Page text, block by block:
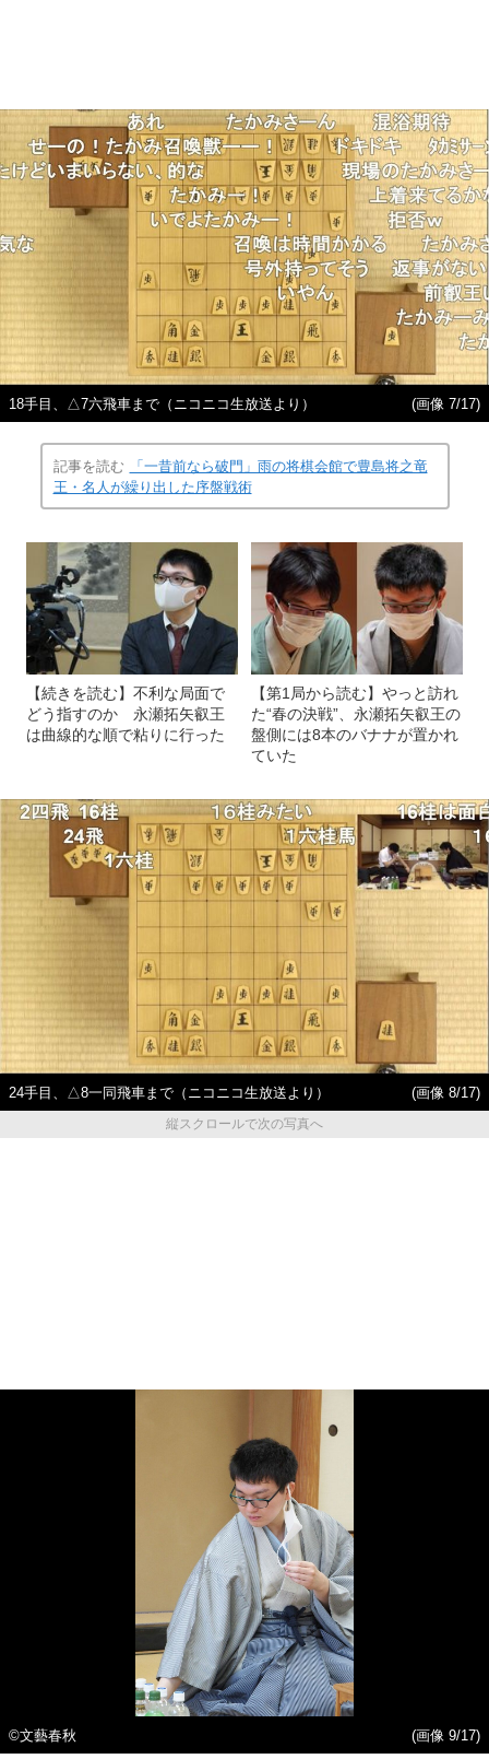
18手目、△7六飛車まで（ニコニコ生放送より） (画像 7/17)
記事を読む
「一昔前なら破門」雨の将棋会館で豊島将之竜
王・名人が繰り出した序盤戦術
【続きを読む】不利な局面で
どう指すのか 永瀬拓矢叡王
は曲線的な順で粘りに行った
【第1局から読む】やっと訪れ
た“春の決戦”、永瀬拓矢叡王の
盤側には8本のバナナが置かれ
ていた
24手目、△8一同飛車まで（ニコニコ生放送より）
(画像 8/17)
縦スクロールで次の写真へ
©文藝春秋 (画像 9/17)